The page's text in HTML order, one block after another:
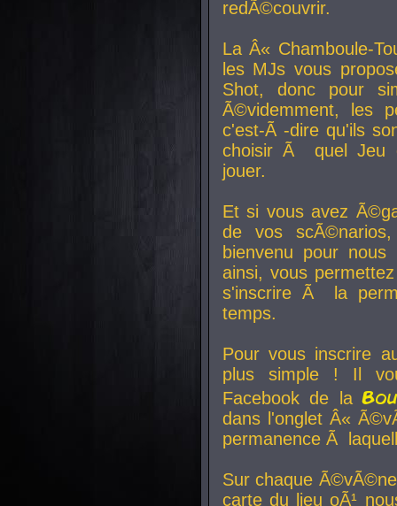
redÃ©couvrir.
La Â« Chamboule-
les MJs vous
Shot, donc pour
Ã©videmment, les
c'est-Ã -dire qu'ils
choisir Ã quel Jeu
jouer.
Et si vous avez
de vos
bienvenu pour
ainsi, vous
s'inscrire Ã la
temps.
Pour vous inscrire
plus simple ! Il
Facebook de la
dans l'onglet Â«
permanence Ã
Sur chaque
carte du lieu oÃ¹